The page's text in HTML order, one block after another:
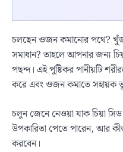
চলছেন ওজন কমানোর পথে?
সমাধান? তাহলে আপনার জন্য
পছন্দ। এই পুষ্টিকর পানীয়টি
করে এবং ওজন কমাতে সহায়ক
চলুন জেনে নেওয়া যাক চিয়া
উপকারিতা পেতে পারেন, আর
করবেন।